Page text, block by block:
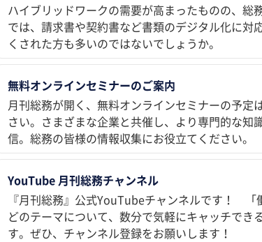
ハイブリッドワークの需要が高まったものの、総
では、請求書や契約書など書類のデジタル化に対
くされた方も多いのではないでしょうか。
無料オンラインセミナーのご案内
月刊総務が開く、無料オンラインセミナーの予定
さい。さまざまな企業と共催し、より専門的な知
信。総務の皆様の情報収集にお役立てください。
YouTube 月刊総務チャンネル
『月刊総務』公式YouTubeチャンネルです！ 「
どのテーマについて、数分で気軽にキャッチでき
す。ぜひ、チャンネル登録をお願いします！